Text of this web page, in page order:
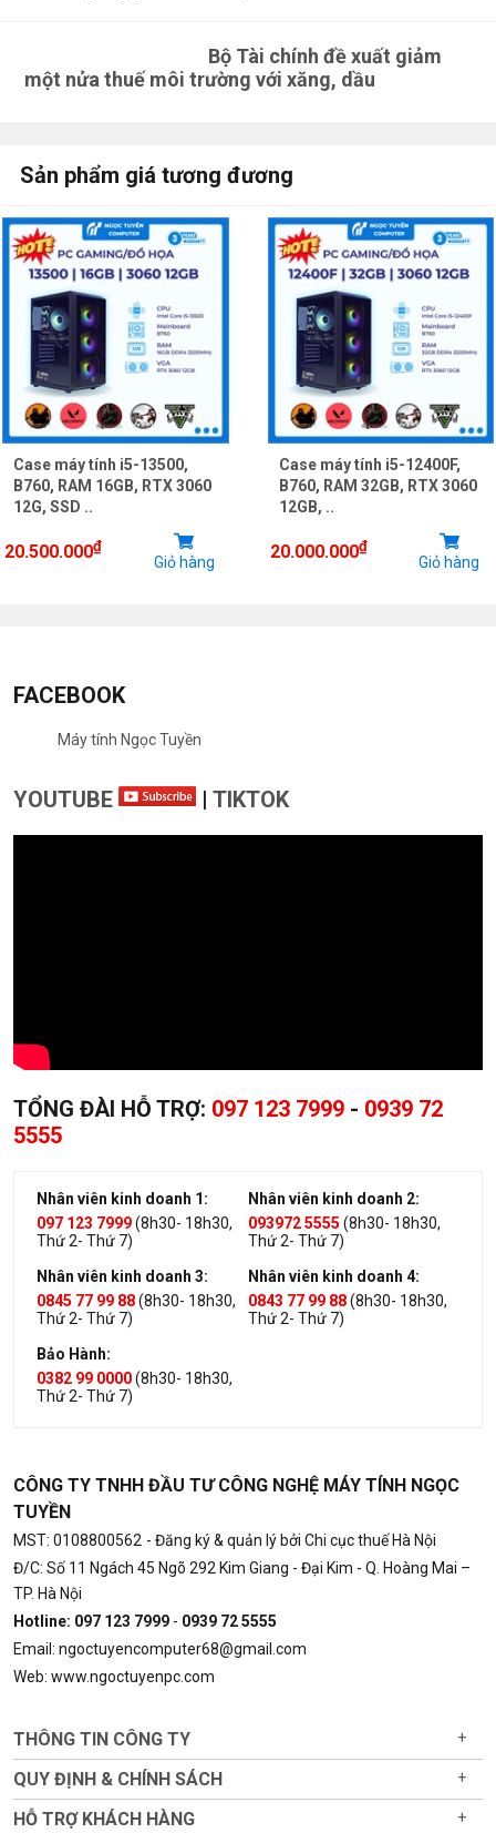
Bộ Tài chính đề xuất giảm
một nửa thuế môi trường với xăng, dầu
Sản phẩm giá tương đương
Case máy tính i5-13500,
B760, RAM 16GB, RTX 3060
12G, SSD ..
20.500.000₫
Giỏ hàng
Case máy tính i5-12400F,
B760, RAM 32GB, RTX 3060
12GB, ..
20.000.000₫
Giỏ hàng
FACEBOOK
Máy tính Ngọc Tuyền
YOUTUBE TIKTOK
TỔNG ĐÀI HỖ TRỢ: 097 123 7999 - 0939 72
5555
Nhân viên kinh doanh 1:
097 123 7999(8h30- 18h30,
Thứ 2- Thứ 7)
Nhân viên kinh doanh 2:
093972 5555 (8h30- 18h30,
Thứ 2- Thứ 7)
Nhân viên kinh doanh 3:
0845 77 99 88(8h30- 18h30,
Thứ 2- Thứ 7)
Nhân viên kinh doanh 4:
0843 77 99 88(8h30- 18h30,
Thứ 2- Thứ 7)
Bảo Hành:
0382 99 0000(8h30- 18h30,
Thứ 2- Thứ 7)
CÔNG TY TNHH ĐẦU TƯ CÔNG NGHỆ MÁY TÍNH NGỌC
TUYỀN
MST: 0108800562 - Đăng ký & quản lý bởi Chi cục thuế Hà Nội
Đ/C: Số 11 Ngách 45 Ngõ 292 Kim Giang - Đại Kim - Q. Hoàng Mai –
TP. Hà Nội
Hotline: 097 123 7999 - 0939 72 5555
Email: ngoctuyencomputer68@gmail.com
Web: www.ngoctuyenpc.com
THÔNG TIN CÔNG TY +
QUY ĐỊNH & CHÍNH SÁCH +
HỖ TRỢ KHÁCH HÀNG +